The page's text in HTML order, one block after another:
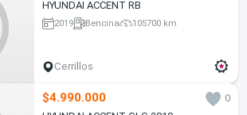
HYUNDAI ACCENT RB
2019 Bencina 105700 km
Cerrillos
$4.990.000
0